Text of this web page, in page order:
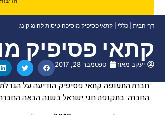
דף הבית כללי קתאי פסיפיק מוסיפה טיסות להונג קונג
קתאי פסיפיק
יעקב מאור ספטמבר 28, 2017
חברת התעופה קתאי פסיפיק הודיעה על
החברה. בתקופת חגי ישראל בשנה הבאה החברה תפעיל 7 טיסות